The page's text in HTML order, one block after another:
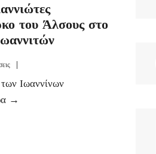
του Άλσους στο
|
Ιωαννίνων
→